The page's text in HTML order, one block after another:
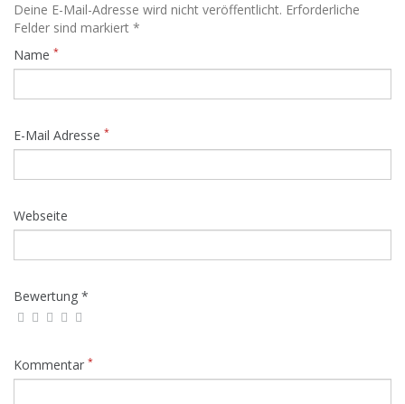
Deine E-Mail-Adresse wird nicht veröffentlicht. Erforderliche
Felder sind markiert *
Name *
E-Mail Adresse *
Webseite
Bewertung *
Kommentar *